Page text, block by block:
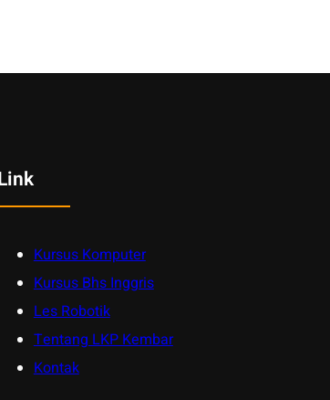
Kursus Komputer
Kursus Bhs Inggris
Les Robotik
Tentang LKP Kembar
Kontak